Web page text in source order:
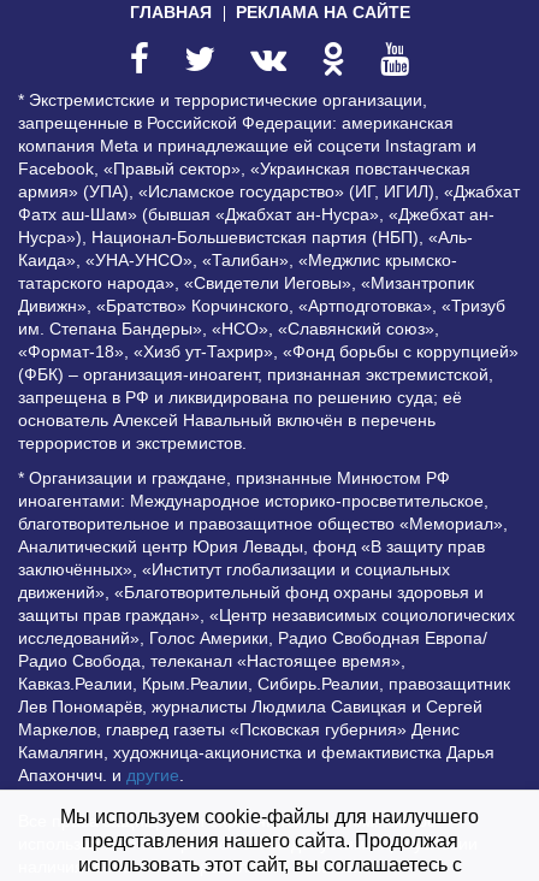
ГЛАВНАЯ РЕКЛАМА НА САЙТЕ
* Экстремистские и террористические организации,
запрещенные в Российской Федерации: американская
компания Meta и принадлежащие ей соцсети Instagram и
Facebook, «Правый сектор», «Украинская повстанческая
армия» (УПА), «Исламское государство» (ИГ, ИГИЛ), «Джабхат
Фатх аш-Шам» (бывшая «Джабхат ан-Нусра», «Джебхат ан-
Нусра»), Национал-Большевистская партия (НБП), «Аль-
Каида», «УНА-УНСО», «Талибан», «Меджлис крымско-
татарского народа», «Свидетели Иеговы», «Мизантропик
Дивижн», «Братство» Корчинского, «Артподготовка», «Тризуб
им. Степана Бандеры», «НСО», «Славянский союз»,
«Формат-18», «Хизб ут-Тахрир», «Фонд борьбы с коррупцией»
(ФБК) – организация-иноагент, признанная экстремистской,
запрещена в РФ и ликвидирована по решению суда; её
основатель Алексей Навальный включён в перечень
террористов и экстремистов.
* Организации и граждане, признанные Минюстом РФ
иноагентами: Международное историко-просветительское,
благотворительное и правозащитное общество «Мемориал»,
Аналитический центр Юрия Левады, фонд «В защиту прав
заключённых», «Институт глобализации и социальных
движений», «Благотворительный фонд охраны здоровья и
защиты прав граждан», «Центр независимых социологических
исследований», Голос Америки, Радио Свободная Европа/
Радио Свобода, телеканал «Настоящее время»,
Кавказ.Реалии, Крым.Реалии, Сибирь.Реалии, правозащитник
Лев Пономарёв, журналисты Людмила Савицкая и Сергей
Маркелов, главред газеты «Псковская губерния» Денис
Камалягин, художница-акционистка и фемактивистка Дарья
Апахончич. и другие
Все права защищены и охраняются законом. Любое
использование материалов сайта допустимо при условии
наличия активной гиперссылки на Vesti.UZ.
Мы используем cookie-файлы для наилучшего
представления нашего сайта. Продолжая
использовать этот сайт, вы соглашаетесь с